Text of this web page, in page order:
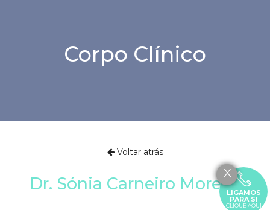
X
LIGAMOS
PARA SI
CLIQUE AQUI
Corpo Clínico
Voltar atrás
Dr. Sónia Carneiro Moreira